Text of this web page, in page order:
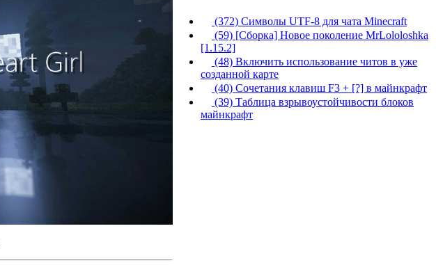
(372) Символы UTF-8 для чата Minecraft
(59) [Сборка] Новое поколение MrLololoshka
[1.15.2]
(48) Включить использование читов в уже
созданной карте
(40) Сочетания клавиш F3 + [?] в майнкрафт
(39) Таблица взрывоустойчивости блоков
майнкрафт